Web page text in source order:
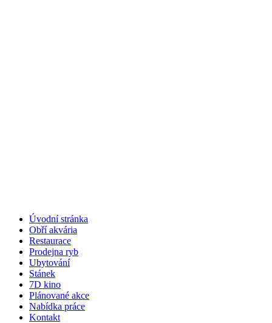
Úvodní stránka
Obří akvária
Restaurace
Prodejna ryb
Ubytování
Stánek
7D kino
Plánované akce
Nabídka práce
Kontakt